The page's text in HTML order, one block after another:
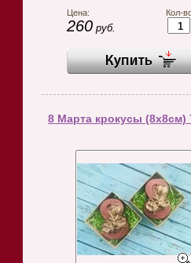
Цена:
260 руб.
Кол-
8 Марта крокусы (8х8см)